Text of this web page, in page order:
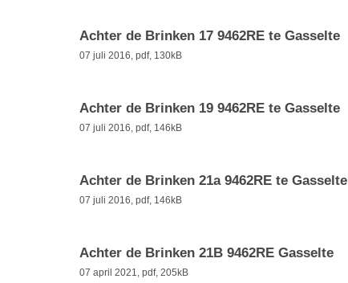
Achter de Brinken 17 9462RE te Gasselte
07 juli 2016, pdf, 130kB
Achter de Brinken 19 9462RE te Gasselte
07 juli 2016, pdf, 146kB
Achter de Brinken 21a 9462RE te Gasselte
07 juli 2016, pdf, 146kB
Achter de Brinken 21B 9462RE Gasselte
07 april 2021, pdf, 205kB